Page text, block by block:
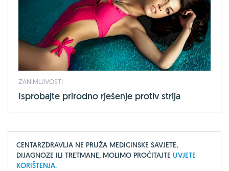
ZANIMLJIVOSTI
Isprobajte prirodno rješenje protiv strija
CENTARZDRAVLJA NE PRUŽA MEDICINSKE SAVJETE,
DIJAGNOZE ILI TRETMANE, MOLIMO PROČITAJTE UVJETE
KORIŠTENJA.